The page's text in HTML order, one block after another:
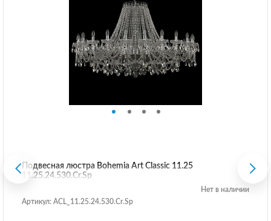
Подвесная люстра Bohemia Art Classic 11.25
11.25.24.530.Cr.Sp
Нет в наличии
Артикул: ACL_11.25.24.530.Cr.Sp